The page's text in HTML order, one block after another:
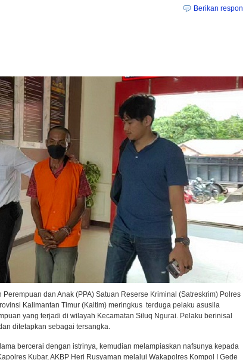
Berikan respon
dan Anak (PPA) Satuan Reserse Kriminal (Satreskrim) Polres
Kalimantan Timur (Kaltim) meringkus terduga pelaku asusila
yang terjadi di wilayah Kecamatan Siluq Ngurai. Pelaku berinisal
ditetapkan sebagai tersangka.
bercerai dengan istrinya, kemudian melampiaskan nafsunya kepada
Kubar, AKBP Heri Rusyaman melalui Wakapolres Kompol I Gede